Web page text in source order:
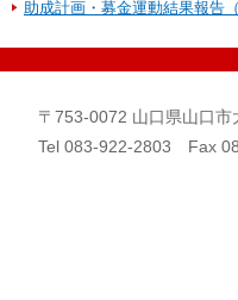
助成計画・募金運動結果報告
〒753-0072 山口県山口
Tel 083-922-2803 Fax